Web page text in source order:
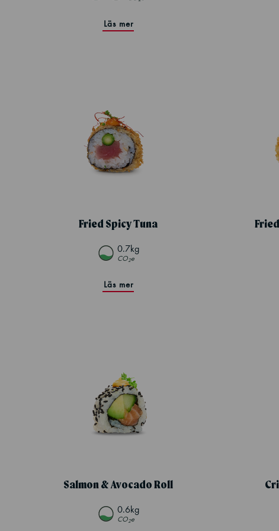
Läs mer
Fried Spicy Tuna
0.7kg
CO2e
Läs mer
Salmon & Avocado Roll
0.6kg
CO2e